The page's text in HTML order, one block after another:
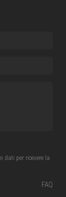
per ricevere la
FAQ